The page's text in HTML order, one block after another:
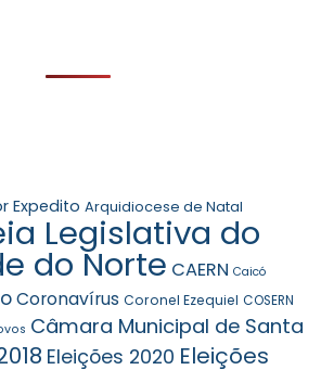
Expedito Arquidiocese de Natal
Legislativa do
do Norte CAERN Caicó
Coronavírus Coronel Ezequiel COSERN
Câmara Municipal de Santa
Eleições 2020 Eleições